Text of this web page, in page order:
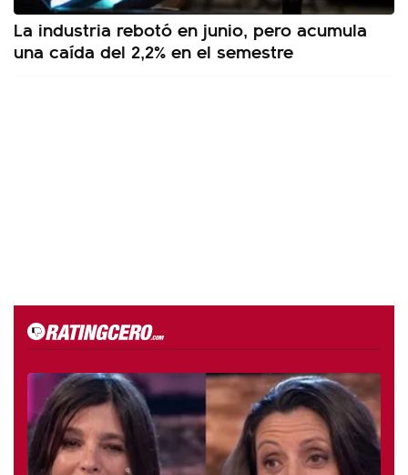
La industria rebotó en junio, pero acumula
una caída del 2,2% en el semestre